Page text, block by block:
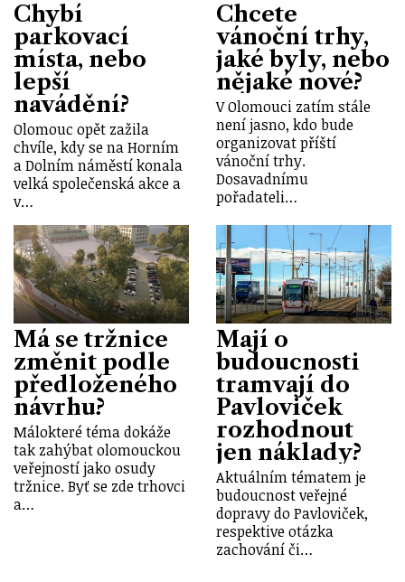
Chybí
parkovací
místa, nebo
lepší
navádění?
Olomouc opět zažila
chvíle, kdy se na Horním
a Dolním náměstí konala
velká společenská akce a
v…
Chcete
vánoční trhy,
jaké byly, nebo
nějaké nové?
V Olomouci zatím stále
není jasno, kdo bude
organizovat příští
vánoční trhy.
Dosavadnímu
pořadateli…
Má se tržnice
změnit podle
předloženého
návrhu?
Málokteré téma dokáže
tak zahýbat olomouckou
veřejností jako osudy
tržnice. Byť se zde trhovci
a…
Mají o
budoucnosti
tramvají do
Pavloviček
rozhodnout
jen náklady?
Aktuálním tématem je
budoucnost veřejné
dopravy do Pavloviček,
respektive otázka
zachování či…